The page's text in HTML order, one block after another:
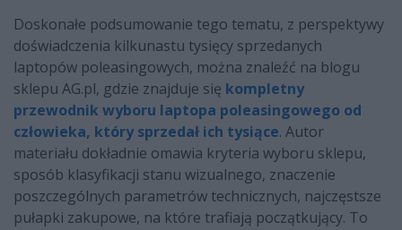
Doskonałe podsumowanie tego tematu, z perspektywy
doświadczenia kilkunastu tysięcy sprzedanych
laptopów poleasingowych, można znaleźć na blogu
sklepu AG.pl, gdzie znajduje się kompletny
przewodnik wyboru laptopa poleasingowego od
człowieka, który sprzedał ich tysiące. Autor
materiału dokładnie omawia kryteria wyboru sklepu,
sposób klasyfikacji stanu wizualnego, znaczenie
poszczególnych parametrów technicznych, najczęstsze
pułapki zakupowe, na które trafiają początkujący. To